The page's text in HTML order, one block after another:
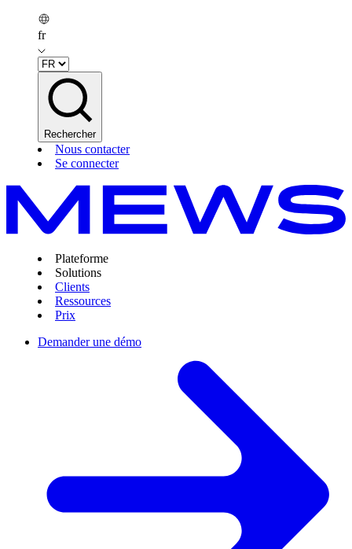
fr
Rechercher
Nous contacter
Se connecter
Plateforme
Solutions
Clients
Ressources
Prix
Demander une démo